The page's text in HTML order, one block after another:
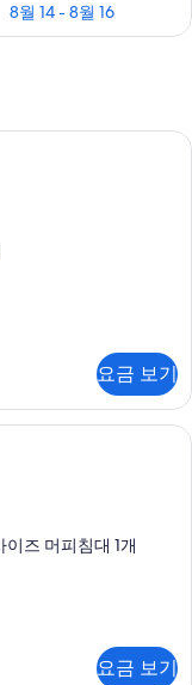
8월 14 - 8월 16
| 거실 공간 | LCD TV,
요금 보기
즈 머피침대 1개
요금 보기